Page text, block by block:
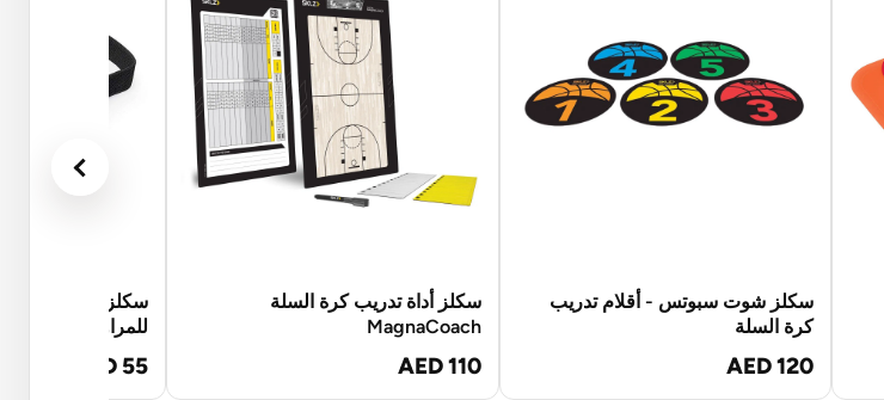
سكلز شوت سبوتس - أقلام تدريب
كرة السلة
AED 120
سكلز أداة تدريب كرة السلة
MagnaCoach
AED 110
سكلز نظارات
للمراوغة
AED 55